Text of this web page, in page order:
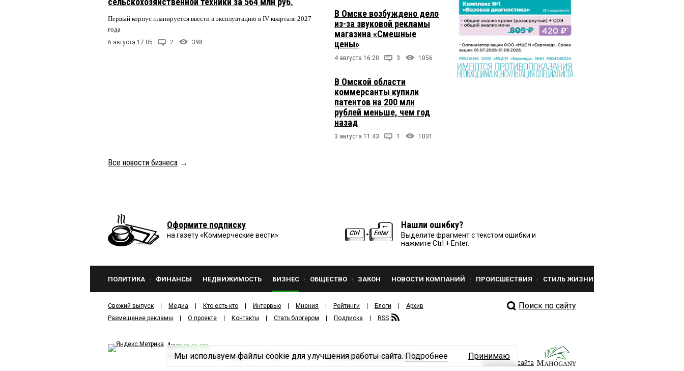
Первый корпус планируется ввести в эксплуатацию в IV квартале 2027
года
6 августа 17:05 2 398
В Омске возбуждено дело
из-за звуковой рекламы
магазина «Смешные
цены»
4 августа 16:20 3 1056
В Омской области
коммерсанты купили
патентов на 200 млн
рублей меньше, чем год
назад
3 августа 11:43 1 1031
Все новости бизнеса →
Оформите подписку
на газету «Коммерческие вести»
Нашли ошибку?
Выделите фрагмент с текстом ошибки и
нажмите Ctrl + Enter.
ПОЛИТИКА ФИНАНСЫ НЕДВИЖИМОСТЬ БИЗНЕС ОБЩЕСТВО ЗАКОН НОВОСТИ КОМПАНИЙ ПРОИСШЕСТВИЯ СТИЛЬ ЖИЗНИ
Свежий выпуск Медиа Кто есть кто Интервью Мнения Рейтинги Блоги
Архив
Размещение рекламы
О проекте Контакты Стать блогером Подписка RSS
Поиск по сайту
kvnews.ru
2001—2026ООО ИЗДАТЕЛЬСКИЙ ДОМ «КВ».
Политика конфиденциальности
Разработка сайта
Мы используем файлы cookie для улучшения работы сайта. Подробнее Принимаю